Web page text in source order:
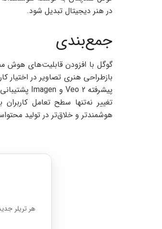
در هنر دیجیتال تبدیل شود.
جمع‌بندی
تغییر نه‌تنها سطح تعامل
هوشمندتر و خلاق‌تر در تولید
هر تریلر